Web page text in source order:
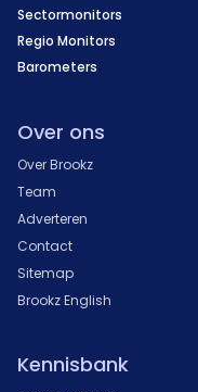
Sectormonitors
Regio Monitors
Barometers
Over ons
Over Brookz
Team
Adverteren
Contact
Sitemap
Brookz English
Kennisbank